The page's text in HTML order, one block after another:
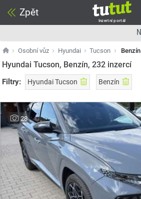
Zpět
Inzertní portál
Osobní vůz Hyundai Tucson Benzín
Hyundai Tucson, Benzín, 232 inzercí
Filtry: Hyundai Tucson Benzín
28